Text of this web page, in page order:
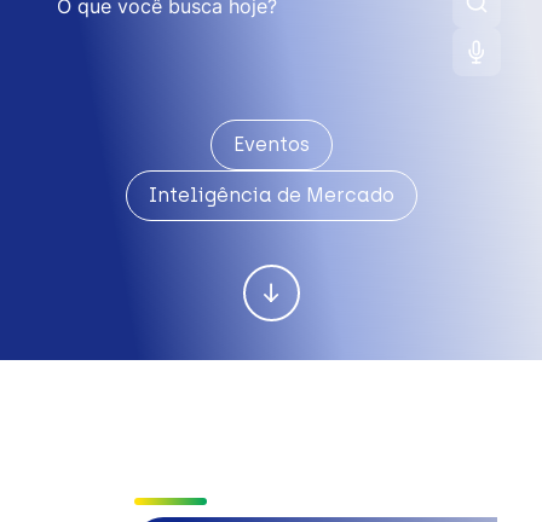
Eventos
Inteligência de Mercado